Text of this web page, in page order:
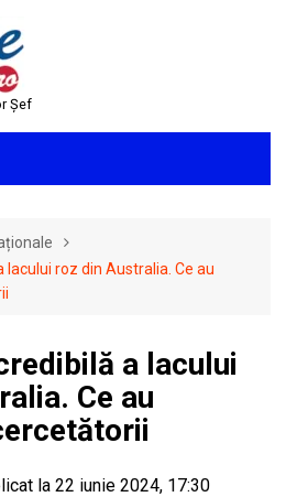
Șef
lacului roz din Australia. Ce au
a lacului
Ce au
la 22 iunie 2024, 17:30